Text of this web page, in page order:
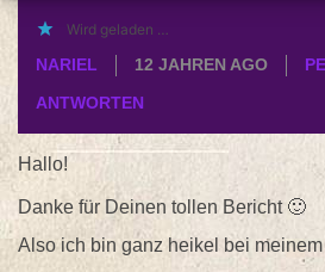
Wird geladen …
NARIEL
12 JAHREN AGO
ANTWORTEN
Hallo!
Danke für Deinen tollen Bericht 🙂
Also ich bin ganz heikel bei